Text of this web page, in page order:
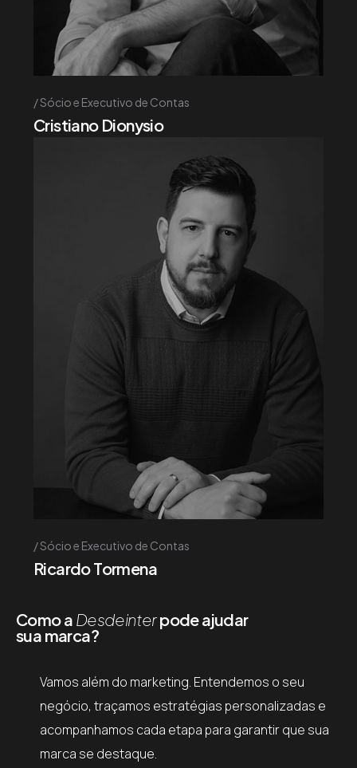
Sócio e Executivo de Contas
Cristiano Dionysio
Sócio e Executivo de Contas
Ricardo Tormena
Como a Desdeinterpode ajudar
sua marca?
Vamos além do marketing. Entendemos o seu
negócio, traçamos estratégias personalizadas e
acompanhamos cada etapa para garantir que sua
marca se destaque.